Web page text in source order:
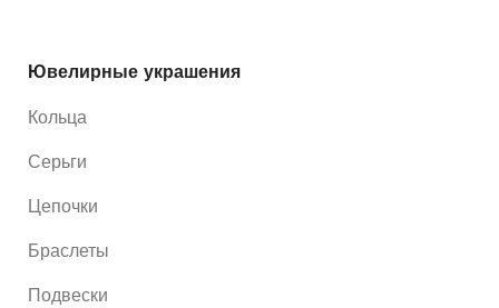
Ювелирные украшения
Кольца
Серьги
Цепочки
Браслеты
Подвески